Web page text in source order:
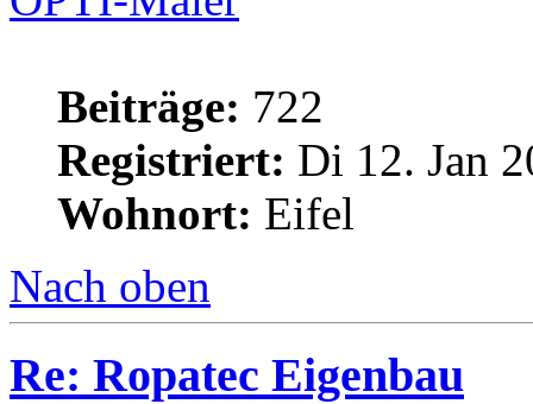
Beiträge: 722
Registriert: Di 12. Jan
Wohnort: Eifel
Nach oben
Re: Ropatec Eigenbau